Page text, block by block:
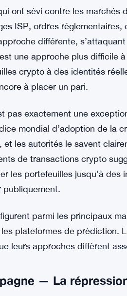
du Sud s’en
ont sévi contre les marchés
ISP, ordres réglementaires,
différente,
une approche plus difficile
crypto à des identités
à placer un pari.
pas exactement une
mondial d’adoption de la
et les autorités le savent
les portefeuilles jusqu’à